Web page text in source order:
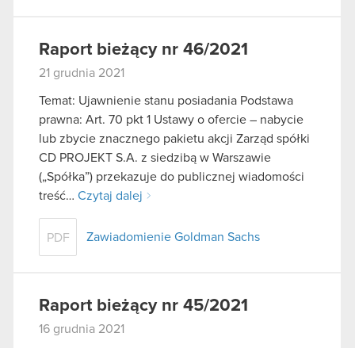
Raport bieżący nr 46/2021
21 grudnia 2021
Temat: Ujawnienie stanu posiadania Podstawa
prawna: Art. 70 pkt 1 Ustawy o ofercie – nabycie
lub zbycie znacznego pakietu akcji Zarząd spółki
CD PROJEKT S.A. z siedzibą w Warszawie
(„Spółka”) przekazuje do publicznej wiadomości
treść… Czytaj dalej
PDF Zawiadomienie Goldman Sachs
Raport bieżący nr 45/2021
16 grudnia 2021